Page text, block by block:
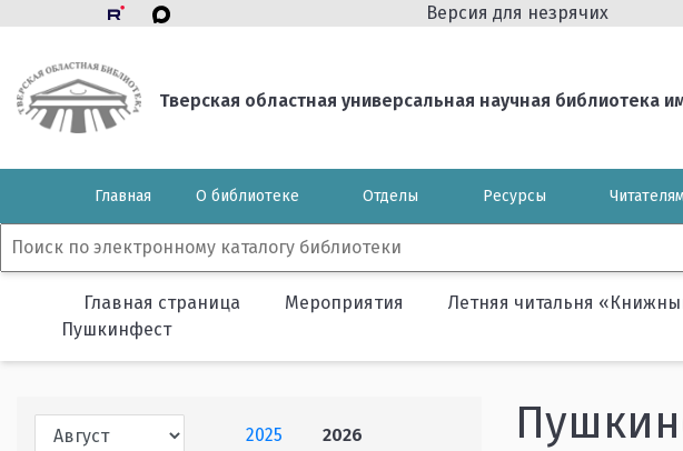
Версия для незрячих
Тверская областная универсальная научная библиотека
Главная О библиотеке Отделы Ресурсы Читателям
Главная страница Мероприятия Летняя читальня
Пушкинфест
2025 2026